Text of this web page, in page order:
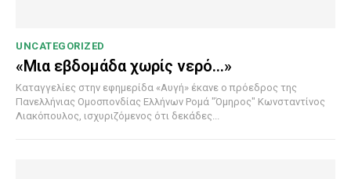
UNCATEGORIZED
«Μια εβδομάδα χωρίς νερό…»
Καταγγελίες στην εφημερίδα «Αυγή» έκανε ο πρόεδρος της
Πανελλήνιας Ομοσπονδίας Ελλήνων Ρομά "Όμηρος" Κωνσταντίνος
Λιακόπουλος, ισχυριζόμενος ότι δεκάδες...